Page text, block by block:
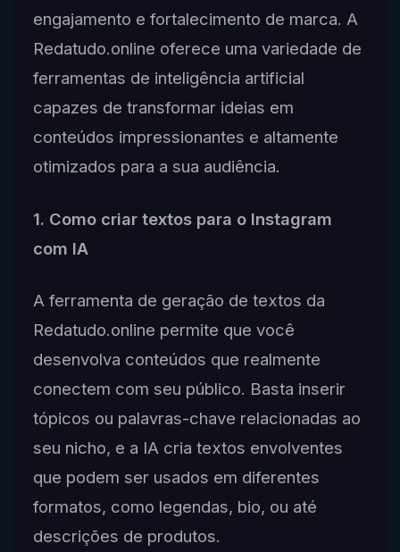
engajamento e fortalecimento de marca. A
Redatudo.online oferece uma variedade de
ferramentas de inteligência artificial
capazes de transformar ideias em
conteúdos impressionantes e altamente
otimizados para a sua audiência.
1. Como criar textos para o Instagram
com IA
A ferramenta de geração de textos da
Redatudo.online permite que você
desenvolva conteúdos que realmente
conectem com seu público. Basta inserir
tópicos ou palavras-chave relacionadas ao
seu nicho, e a IA cria textos envolventes
que podem ser usados em diferentes
formatos, como legendas, bio, ou até
descrições de produtos.